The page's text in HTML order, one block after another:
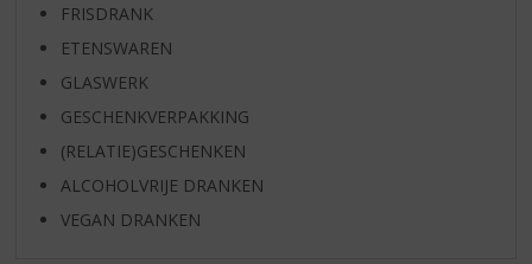
FRISDRANK
ETENSWAREN
GLASWERK
GESCHENKVERPAKKING
(RELATIE)GESCHENKEN
ALCOHOLVRIJE DRANKEN
VEGAN DRANKEN